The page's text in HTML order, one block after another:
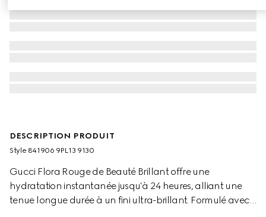
DESCRIPTION PRODUIT
Style ‎841906 9PL13 9130
Gucci Flora Rouge de Beauté Brillant offre une
hydratation instantanée jusqu'à 24 heures, alliant une
tenue longue durée à un fini ultra-brillant. Formulé avec